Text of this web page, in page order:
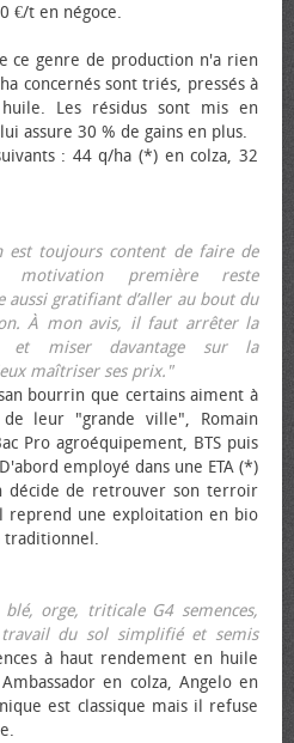
€/t en négoce.
ce genre de production n'a rien
concernés sont triés, pressés à
Les résidus sont mis en
assure 30 % de gains en plus.
: 44 q/ha (*) en colza, 32
est toujours content de faire de
motivation première reste
gratifiant d’aller au bout du
À mon avis, il faut arrêter la
et miser davantage sur la
maîtriser ses prix."
bourrin que certains aiment à
leur "grande ville", Romain
Pro agroéquipement, BTS puis
employé dans une ETA (*)
décide de retrouver son terroir
reprend une exploitation en bio
traditionnel.
orge, triticale G4 semences,
du sol simplifié et semis
à haut rendement en huile
en colza, Angelo en
est classique mais il refuse